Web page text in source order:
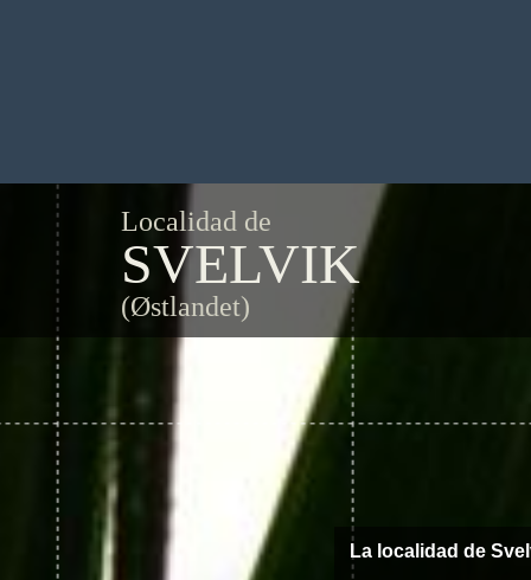
Localidad de
SVELVIK
(Østlandet)
La localidad de